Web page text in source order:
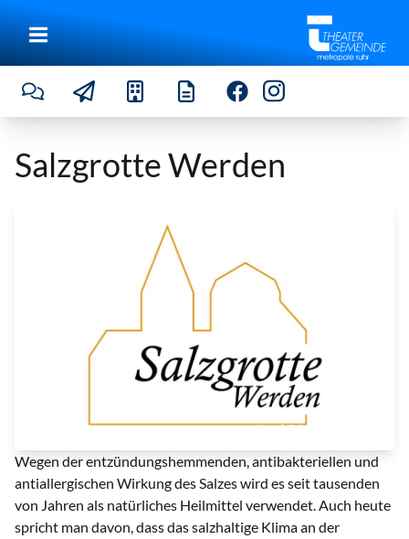
Salzgrotte Werden
Wegen der entzündungshemmenden, antibakteriellen und
antiallergischen Wirkung des Salzes wird es seit tausenden
von Jahren als natürliches Heilmittel verwendet. Auch heute
spricht man davon, dass das salzhaltige Klima an der
Logo | © Salzgrotte Werden